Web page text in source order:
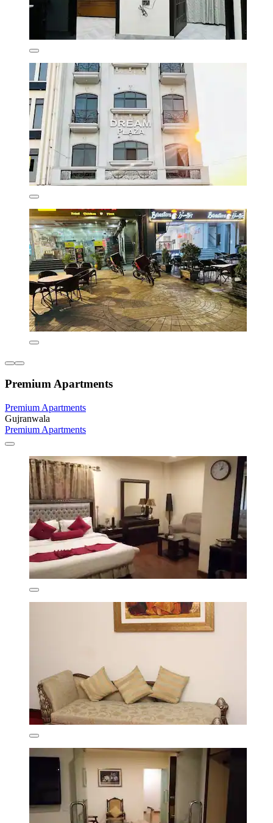
Premium Apartments
Premium Apartments
Gujranwala
Premium Apartments